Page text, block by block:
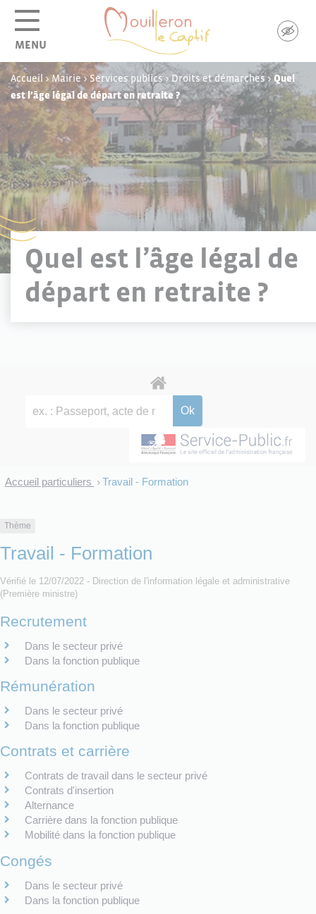
MENU
Accueil >Mairie> Services publics>Droits et démarches>Quel
est l’âge légal de départ en retraite ?
Quel est l’âge légal de
départ en retraite ?
Accueil particuliers > Travail - Formation
Thème
Travail - Formation
Vérifié le 12/07/2022 - Direction de l'information légale et administrative
(Première ministre)
Recrutement
Dans le secteur privé
Dans la fonction publique
Rémunération
Dans le secteur privé
Dans la fonction publique
Contrats et carrière
Contrats de travail dans le secteur privé
Contrats d'insertion
Alternance
Carrière dans la fonction publique
Mobilité dans la fonction publique
Congés
Dans le secteur privé
Dans la fonction publique
Panneau de gestion des cookies